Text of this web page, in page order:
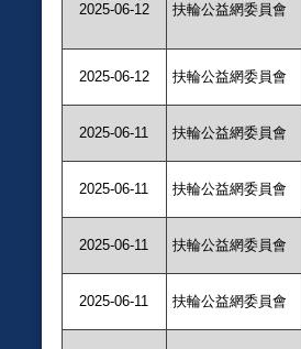
2025-06-12 扶輪公益網委員會
2025-06-12 扶輪公益網委員會
2025-06-11 扶輪公益網委員會
2025-06-11 扶輪公益網委員會
2025-06-11 扶輪公益網委員會
2025-06-11 扶輪公益網委員會